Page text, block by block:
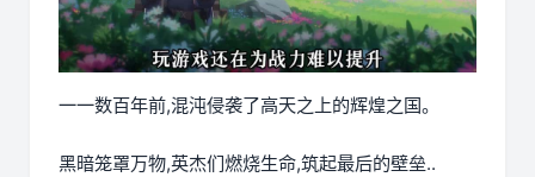
一一数百年前,混沌侵袭了高天之上的辉煌之国。
黑暗笼罩万物,英杰们燃烧生命,筑起最后的壁垒..